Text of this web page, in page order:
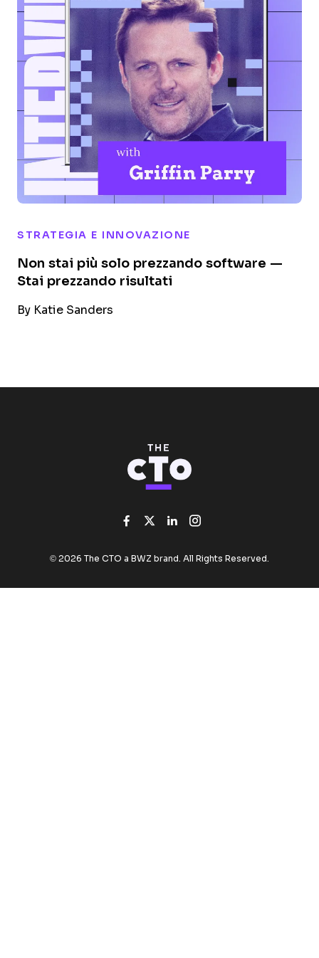
STRATEGIA E INNOVAZIONE
Non stai più solo prezzando software —
Stai prezzando risultati
By Katie Sanders
Like us on Facebook
Follow us on Twitter
Add us on
Follow us on
© 2026 The CTO a BWZ Opens new window
brand. All Rights Reserved.